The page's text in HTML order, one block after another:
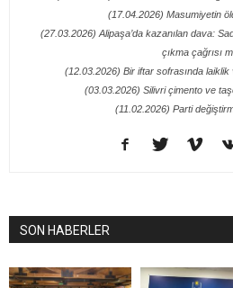
(17.04.2026) Masumiyetin
(27.03.2026) Alipaşa’da kazanılan dava:
çıkma çağrısı
(12.03.2026) Bir iftar sofrasında laiklik
(03.03.2026) Silivri çimento ve
(11.02.2026) Parti
SON HABERLER